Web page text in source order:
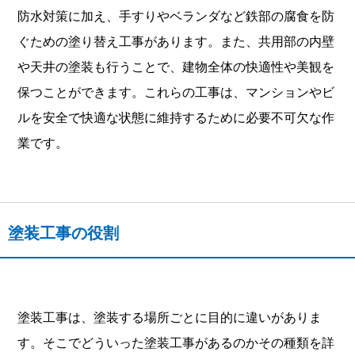
防水対策に加え、手すりやベランダなど鉄部の腐食を防
ぐための塗り替え工事があります。また、共用部の内壁
や天井の塗装も行うことで、建物全体の快適性や美観を
保つことができます。これらの工事は、マンションやビ
ルを安全で快適な状態に維持するために必要不可欠な作
業です。
塗装工事の役割
塗装工事は、塗装する場所ごとに目的に違いがありま
す。そこでどういった塗装工事があるのかその種類を詳